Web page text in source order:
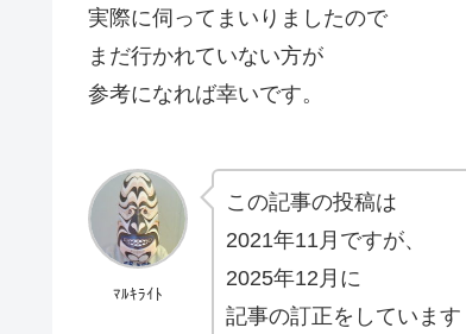
実際に伺ってまいりましたので
まだ行かれていない方が
参考になれば幸いです。
ﾏﾙｷﾗｲﾄ
この記事の投稿は
2021年11月ですが、
2025年12月に
記事の訂正をしています